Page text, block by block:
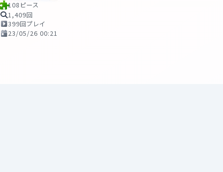
108ピース
1,409回
399回プレイ
23/05/26 00:21